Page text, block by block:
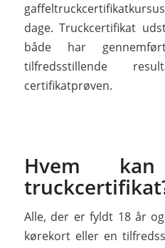
dage. Truckcertifikat
både har
tilfredsstillende
certifikatprøven.
Hvem
Alle, der er fyldt 18 år
kørekort eller en